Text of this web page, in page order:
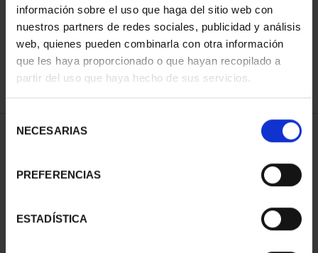
información sobre el uso que haga del sitio web con
nuestros partners de redes sociales, publicidad y análisis
web, quienes pueden combinarla con otra información
que les haya proporcionado o que hayan recopilado a
partir del uso que haya hecho de sus servicios.
NECESARIAS
PREFERENCIAS
ESTADÍSTICA
REFINAR
1 Productos encontrados